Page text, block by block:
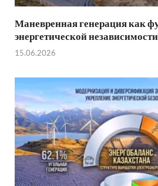
Маневренная генерация как
энергетической
15.06.2026